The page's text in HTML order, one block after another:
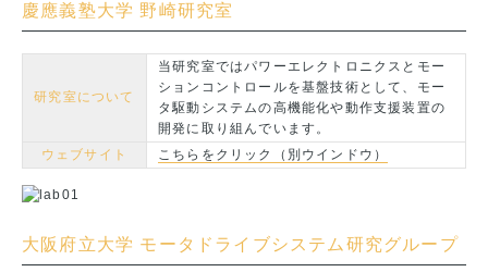
慶應義塾大学 野崎研究室
研究室について
当研究室ではパワーエレクトロニクスとモー
ションコントロールを基盤技術として、モー
タ駆動システムの高機能化や動作支援装置の
開発に取り組んでいます。
ウェブサイト
こちらをクリック（別ウインドウ）
大阪府立大学 モータドライブシステム研究グループ